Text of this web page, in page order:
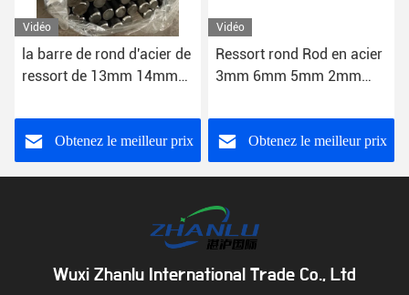
Vidéo
la barre de rond d'acier de
ressort de 13mm 14mm
6.0mm-1200mm
Obtenez le meilleur prix
Vidéo
Ressort rond Rod en acier
3mm 6mm 5mm 2mm
Obtenez le meilleur prix
Wuxi Zhanlu International Trade Co., Ltd